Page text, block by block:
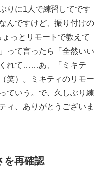
りに1人で練習してです
んですけど、振り付けの
っとリモートで教えて
って言ったら「全然いい
れて……あ、「ミキテ
笑）。ミキティのリモー
ていう。で、久しぶり練
ィ、ありがとうございま
を再確認